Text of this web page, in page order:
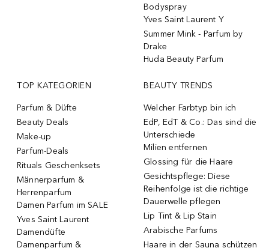
Bodyspray
Yves Saint Laurent Y
Summer Mink - Parfum by
Drake
Huda Beauty Parfum
TOP KATEGORIEN
Parfum & Düfte
Beauty Deals
Make-up
Parfum-Deals
Rituals Geschenksets
Männerparfum &
Herrenparfum
Damen Parfum im SALE
Yves Saint Laurent
Damendüfte
Damenparfum &
BEAUTY TRENDS
Welcher Farbtyp bin ich
EdP, EdT & Co.: Das sind die
Unterschiede
Milien entfernen
Glossing für die Haare
Gesichtspflege: Diese
Reihenfolge ist die richtige
Dauerwelle pflegen
Lip Tint & Lip Stain
Arabische Parfums
Haare in der Sauna schützen